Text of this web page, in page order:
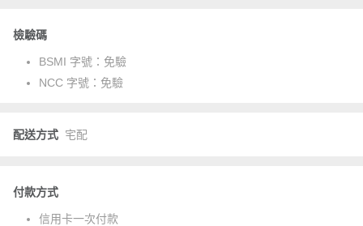
檢驗碼
BSMI 字號： 免驗
NCC 字號： 免驗
配送方式 宅配
付款方式
信用卡一次付款